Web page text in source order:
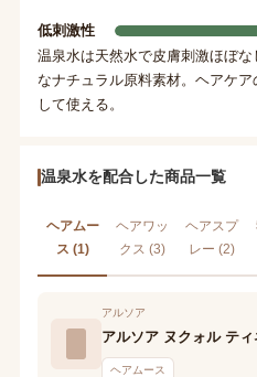
低刺激性
温泉水は天然水で皮膚刺激ほぼ
なナチュラル原料素材。ヘアケ
して使える。
温泉水を配合した商品一覧
ヘアムー
ス (1)
ヘアワッ
クス (3)
ヘアスプ
レー (2)
アルソア
アルソア ヌクォル テ
ヘアムース